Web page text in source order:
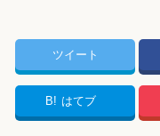
ツイート
B! はてブ